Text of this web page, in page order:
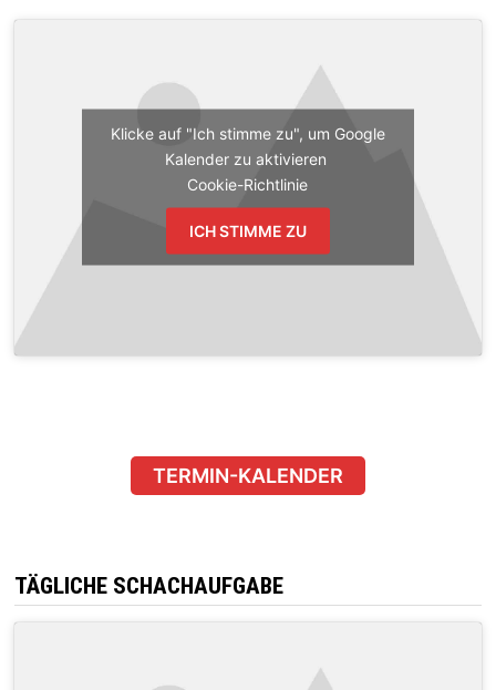
Klicke auf "Ich stimme zu", um Google
Kalender zu aktivieren
Cookie-Richtlinie
ICH STIMME ZU
TERMIN-KALENDER
TÄGLICHE SCHACHAUFGABE